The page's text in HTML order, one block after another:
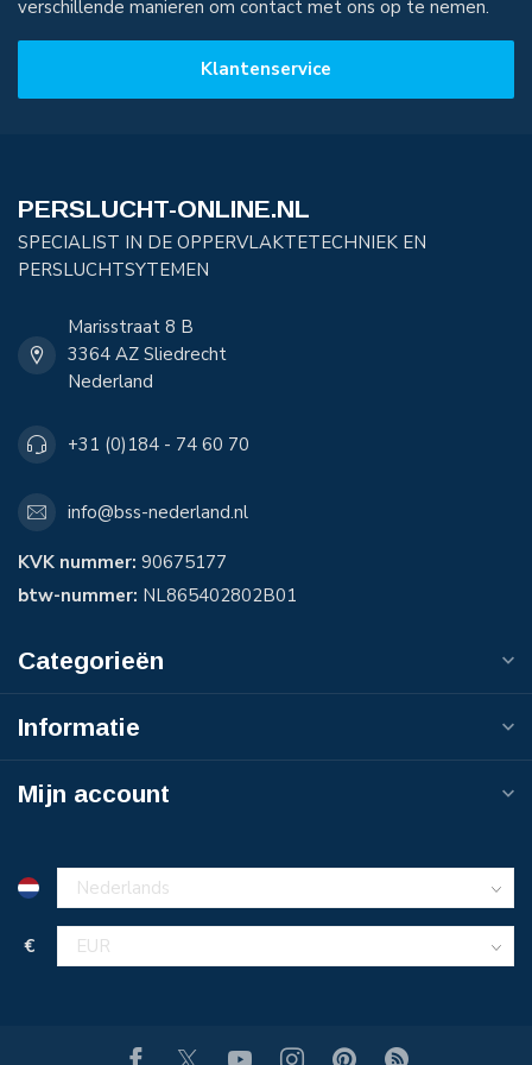
verschillende manieren om contact met ons op te nemen.
Klantenservice
PERSLUCHT-ONLINE.NL
SPECIALIST IN DE OPPERVLAKTETECHNIEK EN
PERSLUCHTSYTEMEN
Marisstraat 8 B
3364 AZ Sliedrecht
Nederland
+31 (0)184 - 74 60 70
info@bss-nederland.nl
KVK nummer: 90675177
btw-nummer: NL865402802B01
Categorieën
Informatie
Mijn account
€